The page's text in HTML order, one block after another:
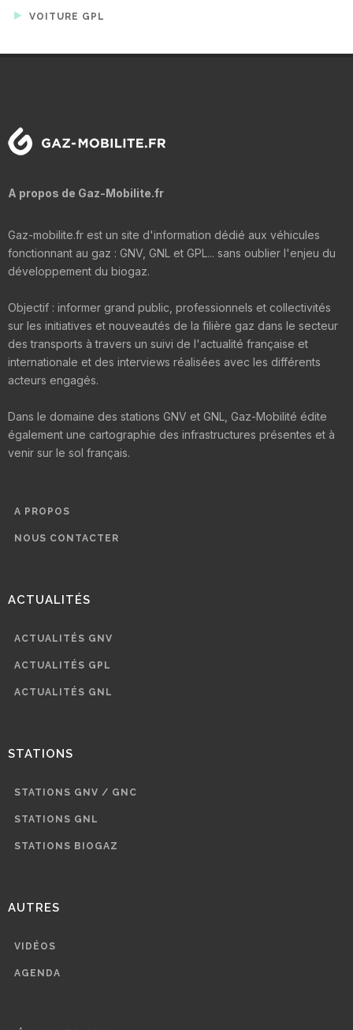
VOITURE GPL
A propos de Gaz-Mobilite.fr
Gaz-mobilite.fr est un site d'information dédié aux véhicules
fonctionnant au gaz : GNV, GNL et GPL... sans oublier l'enjeu du
développement du biogaz.
Objectif : informer grand public, professionnels et collectivités
sur les initiatives et nouveautés de la filière gaz dans le secteur
des transports à travers un suivi de l'actualité française et
internationale et des interviews réalisées avec les différents
acteurs engagés.
Dans le domaine des stations GNV et GNL, Gaz-Mobilité édite
également une cartographie des infrastructures présentes et à
venir sur le sol français.
A PROPOS
NOUS CONTACTER
ACTUALITÉS
ACTUALITÉS GNV
ACTUALITÉS GPL
ACTUALITÉS GNL
STATIONS
STATIONS GNV / GNC
STATIONS GNL
STATIONS BIOGAZ
AUTRES
VIDÉOS
AGENDA